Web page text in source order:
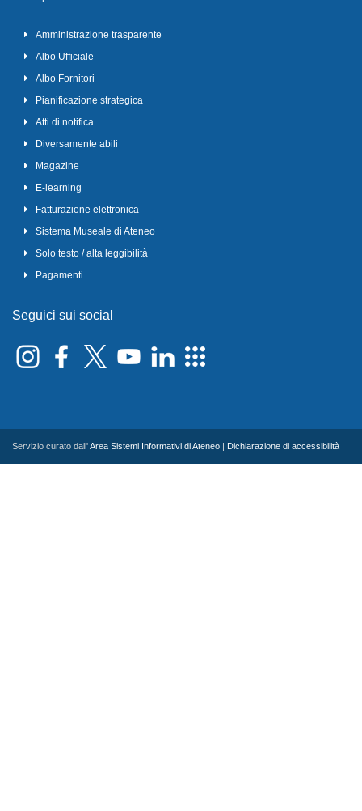
Amministrazione trasparente
Albo Ufficiale
Albo Fornitori
Pianificazione strategica
Atti di notifica
Diversamente abili
Magazine
E-learning
Fatturazione elettronica
Sistema Museale di Ateneo
Solo testo / alta leggibilità
Pagamenti
Seguici sui social
Servizio curato dall'Area Sistemi Informativi di Ateneo Dichiarazione di accessibilità